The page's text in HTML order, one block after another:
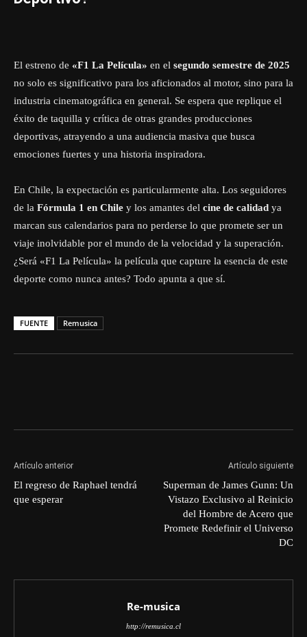
El estreno de «F1 La Película» en el segundo semestre de 2025
no solo es significativo para los aficionados al motor, sino para la
industria cinematográfica en general. Se espera que replique el
éxito de taquilla y crítica de otras grandes producciones
deportivas, atrayendo a una audiencia masiva que busca
emociones fuertes y una historia inspiradora.
En Chile, la expectación es particularmente alta. Los seguidores
de la Fórmula 1 en Chile y los amantes del cine de calidad ya
marcan sus calendarios para no perderse lo que promete ser un
viaje inolvidable por el mundo de la velocidad y la superación.
¿Será «F1 La Película» la película que capture la esencia de este
deporte como nunca antes? Todo apunta a que sí.
FUENTE Remusica
Artículo anterior
El regreso de Raphael tendrá
que esperar
Artículo siguiente
Superman de James Gunn: Un
Vistazo Exclusivo al Reinicio
del Hombre de Acero que
Promete Redefinir el Universo
DC
Re-musica
http://remusica.cl